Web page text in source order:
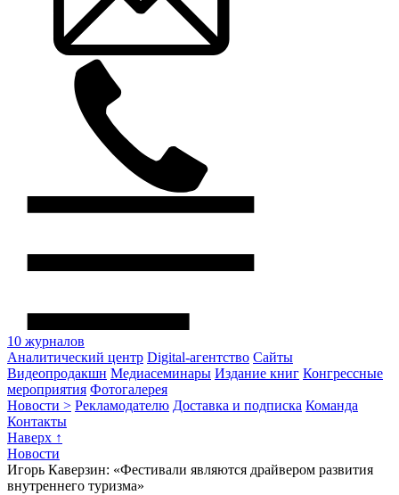
10 журналов
Аналитический центр Digital-агентство Сайты
Видеопродакшн Медиасеминары Издание книг Конгрессные
мероприятия Фотогалерея
Новости > Рекламодателю Доставка и подписка Команда
Контакты
Наверх ↑
Новости
Игорь Каверзин: «Фестивали являются драйвером развития
внутреннего туризма»